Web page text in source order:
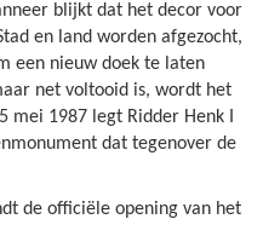
blijkt dat het decor voor
en land worden afgezocht,
een nieuw doek te laten
net voltooid is, wordt het
mei 1987 legt Ridder Henk I
dat tegenover de
de officiële opening van het